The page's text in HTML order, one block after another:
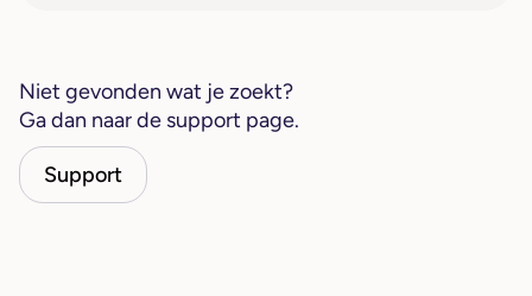
Niet gevonden wat je zoekt?
Ga dan naar de support page.
Support